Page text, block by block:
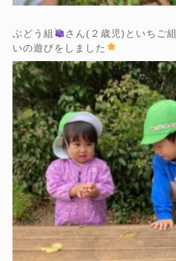
ぶどう組 さん(２歳児)といちご組
いの遊びをしました